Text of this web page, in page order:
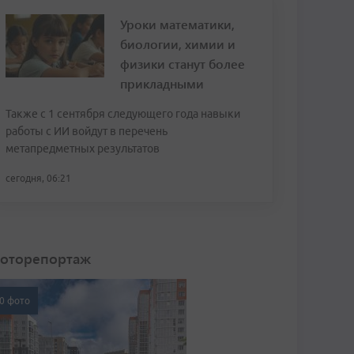
Уроки математики,
биологии, химии и
физики станут более
прикладными
Также с 1 сентября следующего года навыки
работы с ИИ войдут в перечень
метапредметных результатов
сегодня, 06:21
фото